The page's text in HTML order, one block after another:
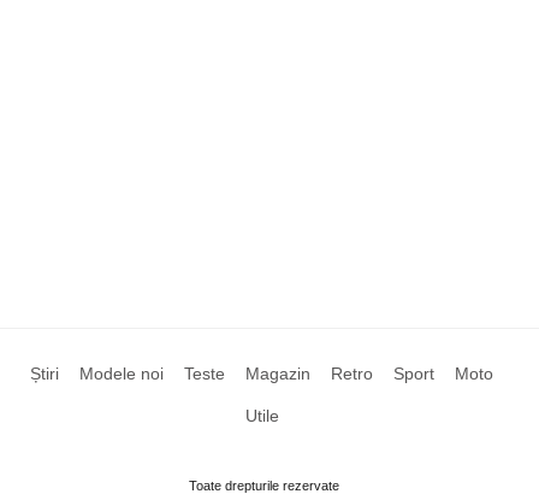
Știri Modele noi Teste Magazin Retro Sport Moto
Utile
Toate drepturile rezervate